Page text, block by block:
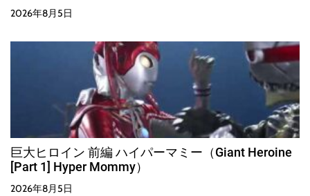
2026年8月5日
巨大ヒロイン 前編 ハイパーマミー（Giant Heroine
[Part 1] Hyper Mommy）
2026年8月5日